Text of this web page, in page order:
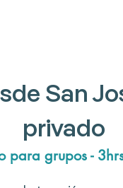
San
privado
para grupos -